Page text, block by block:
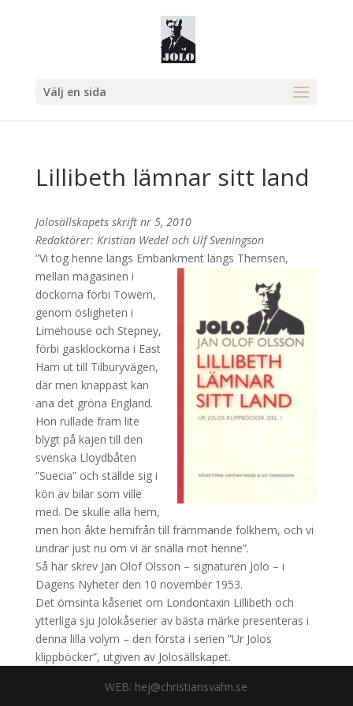
Välj en sida
Lillibeth lämnar sitt land
Jolosällskapets skrift nr 5, 2010
Redaktörer: Kristian Wedel och Ulf Sveningson
”Vi tog henne längs Embankment längs Themsen,
mellan magasinen i
dockorna förbi Towern,
genom ösligheten i
Limehouse och Stepney,
förbi gasklockorna i East
Ham ut till Tilburyvägen,
där men knappast kan
ana det gröna England.
Hon rullade fram lite
blygt på kajen till den
svenska Lloydbåten
”Suecia” och ställde sig i
kön av bilar som ville
med. De skulle alla hem,
men hon åkte hemifrån till främmande folkhem, och vi
undrar just nu om vi är snälla mot henne”.
Så här skrev Jan Olof Olsson – signaturen Jolo – i
Dagens Nyheter den 10 november 1953.
Det ömsinta kåseriet om Londontaxin Lillibeth och
ytterliga sju Jolokåserier av bästa märke presenteras i
denna lilla volym – den första i serien ”Ur Jolos
klippböcker”, utgiven av Jolosällskapet.
WEB: hej@christiansvahn.se